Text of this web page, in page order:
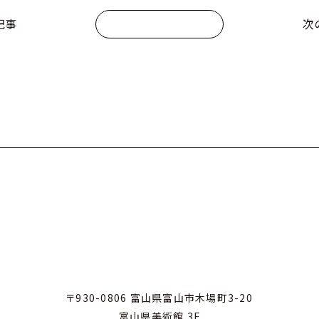
事 次
〒930-0806 富山県富山市木場町3-20
富山県美術館 3F